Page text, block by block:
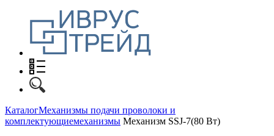
КаталогМеханизмы подачи проволоки и
комплектующиемеханизмы Механизм SSJ-7(80 Вт)